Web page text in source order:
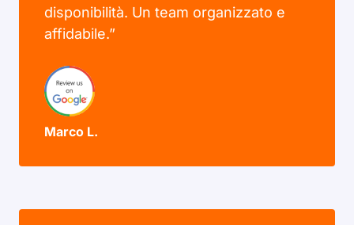
disponibilità. Un team organizzato e
affidabile.”
Marco L.